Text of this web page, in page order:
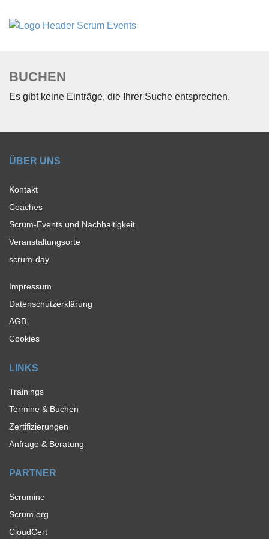
BUCHEN
Es gibt keine Einträge, die Ihrer Suche entsprechen.
ÜBER UNS
Kontakt
Coaches
Scrum-Events und Nachhaltigkeit
Veranstaltungsorte
scrum-day
Impressum
Datenschutzerklärung
AGB
Cookies
LINKS
Trainings
Termine & Buchen
Zertifizierungen
Anfrage & Beratung
PARTNER
Scruminc
Scrum.org
CloudCert